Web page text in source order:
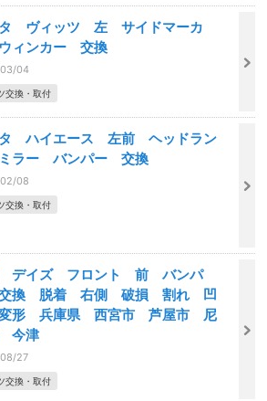
タ ヴィッツ 左 サイドマーカ
ィンカー 交換
04
交換・取付
タ ハイエース 左前 ヘッドラン
ラー バンパー 交換
08
交換・取付
デイズ フロント 前 バンパ
換 脱着 右側 破損 割れ 凹
形 兵庫県 西宮市 芦屋市 尼
今津
27
交換・取付